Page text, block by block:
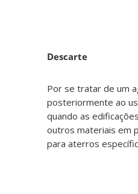
Descarte
Por se tratar de um
posteriormente ao
quando as
outros materiais em
para aterros